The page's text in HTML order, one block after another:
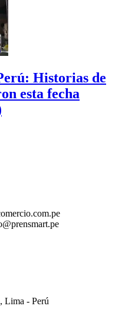
Historias de
esta fecha
Lima - Perú